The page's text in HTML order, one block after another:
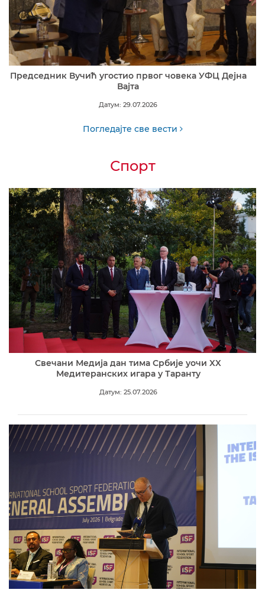
Председник Вучић угостио првог човека УФЦ Дејна
Вајта
Датум: 29.07.2026
Погледајте све вести
Спорт
Свечани Медија дан тима Србије уочи XX
Медитеранских игара у Таранту
Датум: 25.07.2026